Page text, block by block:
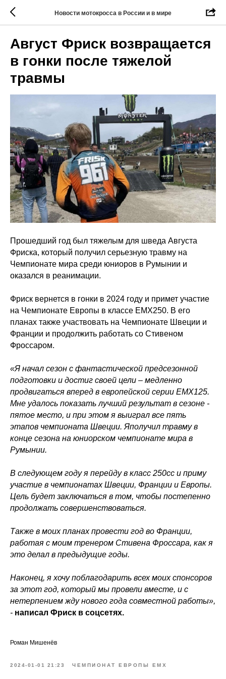
Новости мотокросса в России и в мире
Август Фриск возвращается
в гонки после тяжелой
травмы
Прошедший год был тяжелым для шведа Августа
Фриска, который получил серьезную травму на
Чемпионате мира среди юниоров в Румынии и
оказался в реанимации.
Фриск вернется в гонки в 2024 году и примет участие
на Чемпионате Европы в классе EMX250. В его
планах также участвовать на Чемпионате Швеции и
Франции и продолжить работать со Стивеном
Фроссаром.
«Я начал сезон с фантастической предсезонной
подготовки и достиг своей цели – медленно
продвигаться вперед в европейской серии EMX125.
Мне удалось показать лучший результат в сезоне -
пятое место, и при этом я выиграл все пять
этапов чемпионата Швеции. Яполучил травму в
конце сезона на юниорском чемпионате мира в
Румынии.
В следующем году я перейду в класс 250сс и приму
участие в чемпионатах Швеции, Франции и Европы.
Цель будет заключаться в том, чтобы постепенно
продолжать совершенствоваться.
Также в моих планах провести год во Франции,
работая с моим тренером Стивена Фроссара, как я
это делал в предыдущие годы.
Наконец, я хочу поблагодарить всех моих спонсоров
за этот год, который мы провели вместе, и с
нетерпением жду нового года совместной работы»,
- написал Фриск в соцсетях.
Роман Мишенёв
2024-01-01 21:23 ЧЕМПИОНАТ ЕВРОПЫ ЕМХ